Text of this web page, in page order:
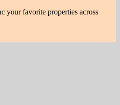
your favorite properties across